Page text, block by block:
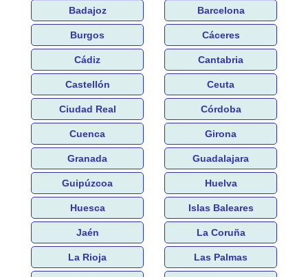
Badajoz Barcelona
Burgos Cáceres
Cádiz Cantabria
Castellón Ceuta
Ciudad Real Córdoba
Cuenca Girona
Granada Guadalajara
Guipúzcoa Huelva
Huesca Islas Baleares
Jaén La Coruña
La Rioja Las Palmas